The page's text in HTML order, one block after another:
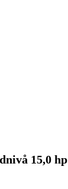
15,0 hp